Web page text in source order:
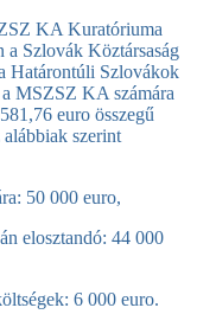
KA Kuratóriuma
a Szlovák Köztársaság
Határontúli Szlovákok
MSZSZ KA számára
euro összegű
alábbiak szerint
50 000 euro,
elosztandó: 44 000
6 000 euro.